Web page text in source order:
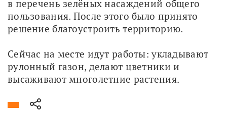
в перечень зелёных насаждений общего
пользования. После этого было принято
решение благоустроить территорию.
Сейчас на месте идут работы: укладывают
рулонный газон, делают цветники и
высаживают многолетние растения.